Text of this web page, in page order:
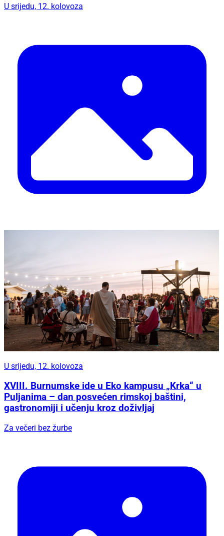
U srijedu, 12. kolovoza
U srijedu, 12. kolovoza
XVIII. Burnumske ide u Eko kampusu „Krka“ u
Puljanima – dan posvećen rimskoj baštini,
gastronomiji i učenju kroz doživljaj
Za večeri bez žurbe